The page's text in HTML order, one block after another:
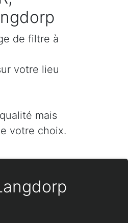
de filtre à
votre lieu
mais
votre choix.